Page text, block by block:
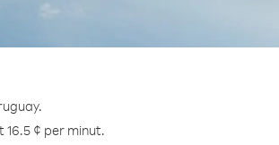
¢ per minut.